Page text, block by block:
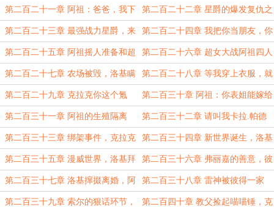
蝙蝠的灯塔
第二百二十一章 阿祖：爸爸，我下
次动手不动口
第二百二十二章 星爵的爆发复仇之
始
第二百二十三章 最强战力星爵，来
袭的氪星少女！
第二百二十四章 我把你当朋友，你
竟然想泡我教父！
第二百二十五章 阿祖摇人准备和超
女约架
第二百二十六章 超女大战阿祖四人
组
第二百二十七章 农场被毁，洛基瞒
天过海
第二百二十八章 等我穿上衣服，就
把你们全杀了
第二百二十九章 克拉克你这个氪
奸！
第二百三十章 阿祖：你表姐能嫁给
父亲吗？
第二百三十一章 阿祖的生殖隔离
论，彼得太空救援！
第二百三十二章 请叫我卡拉.帕德
里克
第二百三十三章 绑架事件，克拉克
痛失闺蜜和吾爱
第二百三十四章 新世界诞生，洛基
的野心
第二百三十五章 漫威世界，洛基拜
拉娜为母后
第二百三十六章 弗丽嘉的善意，彼
得打响响指
第二百三十七章 洛基撺掇离婚，阿
祖前往漫威！
第二百三十八章 雷神被彼得一家
人，不讲武德群殴
第二百三十九章 索尔的狠话环节， 第二百四十章 教父捡起喵喵锤，克